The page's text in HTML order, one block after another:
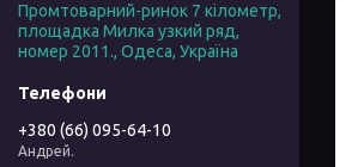
Промтоварний-ринок 7 кілометр,
площадка Милка узкий ряд,
номер 2011., Одеса, Україна
+380 (66) 095-64-10
Андрей.